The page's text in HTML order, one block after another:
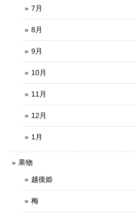
7月
8月
9月
10月
11月
12月
1月
果物
越後姫
梅